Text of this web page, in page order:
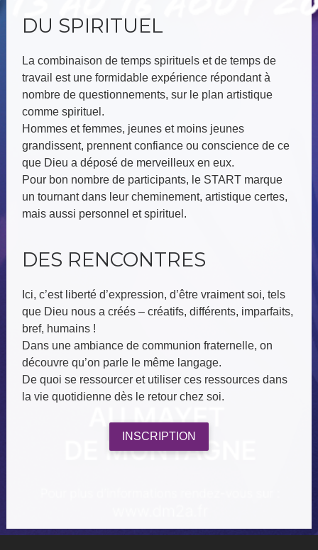
DU SPIRITUEL
La combinaison de temps spirituels et de temps de
travail est une formidable expérience répondant à
nombre de questionnements, sur le plan artistique
comme spirituel.
Hommes et femmes, jeunes et moins jeunes
grandissent, prennent confiance ou conscience de ce
que Dieu a déposé de merveilleux en eux.
Pour bon nombre de participants, le START marque
un tournant dans leur cheminement, artistique certes,
mais aussi personnel et spirituel.
DES RENCONTRES
Ici, c’est liberté d’expression, d’être vraiment soi, tels
que Dieu nous a créés – créatifs, différents, imparfaits,
bref, humains !
Dans une ambiance de communion fraternelle, on
découvre qu’on parle le même langage.
De quoi se ressourcer et utiliser ces ressources dans
la vie quotidienne dès le retour chez soi.
INSCRIPTION